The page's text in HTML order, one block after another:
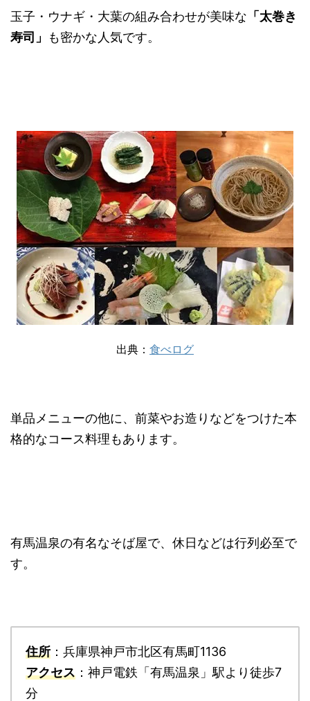
玉子・ウナギ・大葉の組み合わせが美味な 「太巻き
寿司」
も密かな人気です。
出典： 食べログ
単品メニューの他に、前菜やお造りなどをつけた本
格的なコース料理もあります。
有馬温泉の有名なそば屋で、休日などは行列必至で
す。
住所 ：兵庫県神戸市北区有馬町1136
アクセス ：神戸電鉄「有馬温泉」駅より徒歩7
分